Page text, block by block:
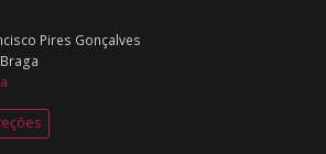
Pires Gonçalves